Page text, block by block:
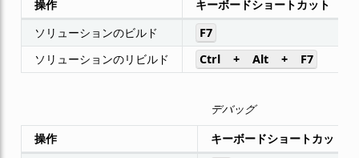
操作 キーボードショートカット
ソリューションのビルド
F7
ソリューションのリビルド
Ctrl + Alt + F7
デバッグ
操作
キーボードショートカット